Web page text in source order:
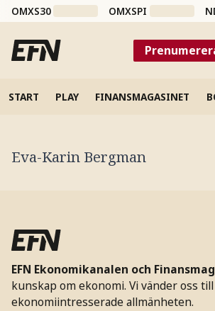
OMXS30 OMXSPI
START PLAY FINANSMAGASINET
Eva-Karin Bergman
EFN Ekonomikanalen och
kunskap om ekonomi. Vi vänder oss
ekonomiintresserade allmänheten.